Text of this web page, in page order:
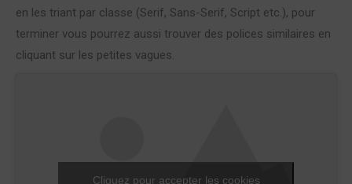
en les triant par classe (Serif, Sans-Serif, Script etc.), pour
terminer vous pourrez aussi trouver des polices similaires en
cliquant sur les petites vagues.
Cliquez pour accepter les cookies